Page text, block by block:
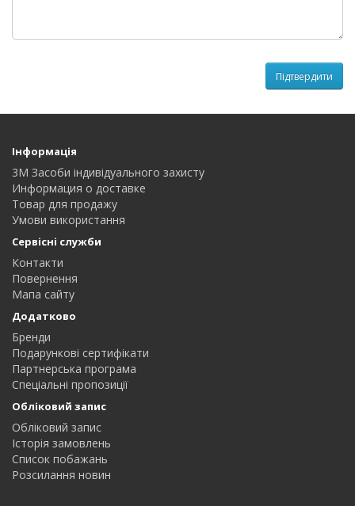
Інформація
3M Засоби індивідуального захисту
Информация о доставке
Товар для продажу
Умови використання
Сервісні служби
Контакти
Повернення
Мапа сайту
Додатково
Бренди
Подарункові сертифікати
Партнерська програма
Спеціальні пропозиції
Обліковий запис
Обліковий запис
Історія замовлень
Список побажань
Розсилання новин